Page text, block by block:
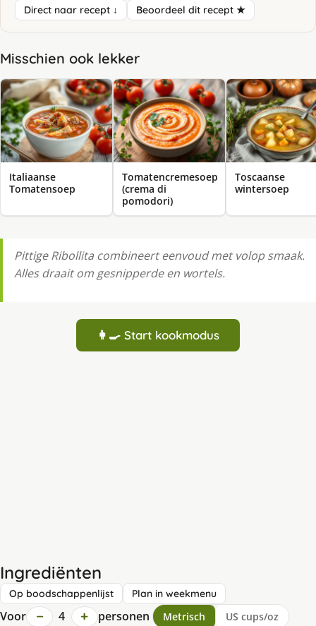
Direct naar recept ↓ Beoordeel dit recept ★
Misschien ook lekker
Italiaanse
Tomatensoep
Tomatencremesoep
(crema di
pomodori)
Toscaanse
wintersoep
Pittige Ribollita combineert eenvoud met volop smaak.
Alles draait om gesnipperde en wortels.
👩‍🍳 Start kookmodus
Ingrediënten
Op boodschappenlijst Plan in weekmenu
Voor − 4 + personen Metrisch US cups/oz